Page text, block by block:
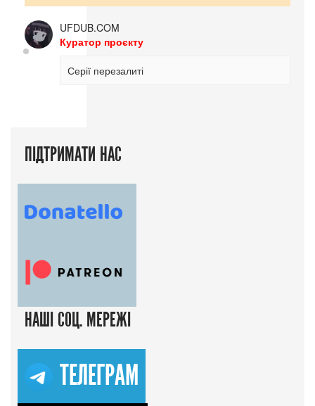
UFDUB.COM
Куратор проєкту
Серії перезалиті
ПІДТРИМАТИ НАС
НАШІ СОЦ. МЕРЕЖІ
ТЕЛЕГРАМ